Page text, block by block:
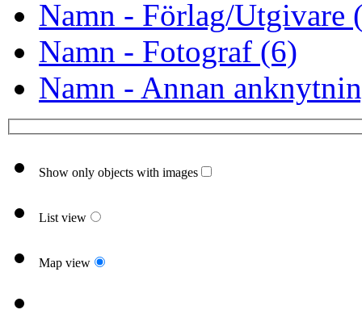
Namn - Förlag/Utgivare
Namn - Fotograf (6)
Namn - Annan
Show only objects with images
List view
Map view